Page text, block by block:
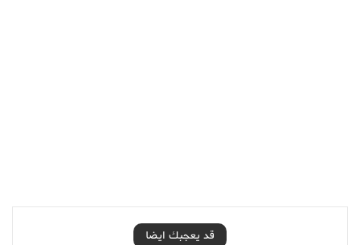
قد يعجبك ايضا